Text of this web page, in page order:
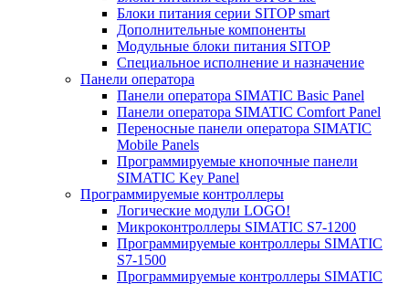
Блоки питания серии SITOP smart
Дополнительные компоненты
Модульные блоки питания SITOP
Специальное исполнение и назначение
Панели оператора
Панели оператора SIMATIC Basic Panel
Панели оператора SIMATIC Comfort Panel
Переносные панели оператора SIMATIC
Mobile Panels
Программируемые кнопочные панели
SIMATIC Key Panel
Программируемые контроллеры
Логические модули LOGO!
Микроконтроллеры SIMATIC S7-1200
Программируемые контроллеры SIMATIC
S7-1500
Программируемые контроллеры SIMATIC